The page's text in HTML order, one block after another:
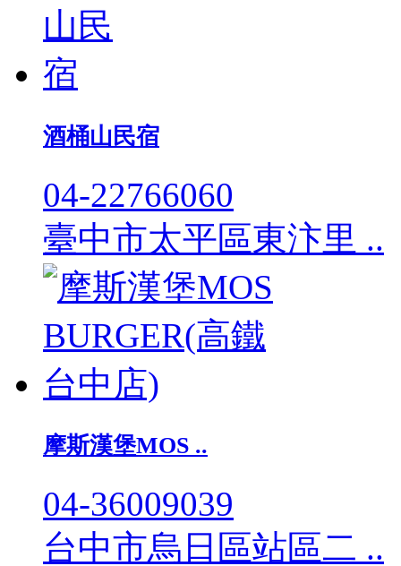
酒桶山民宿
04-22766060
臺中市太平區東汴里 ..
摩斯漢堡MOS ..
04-36009039
台中市烏日區站區二 ..